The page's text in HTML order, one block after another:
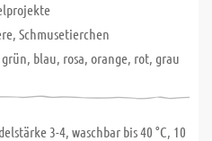
Schmusetierchen
blau, rosa, orange, rot, grau
3-4, waschbar bis 40 °C, 10